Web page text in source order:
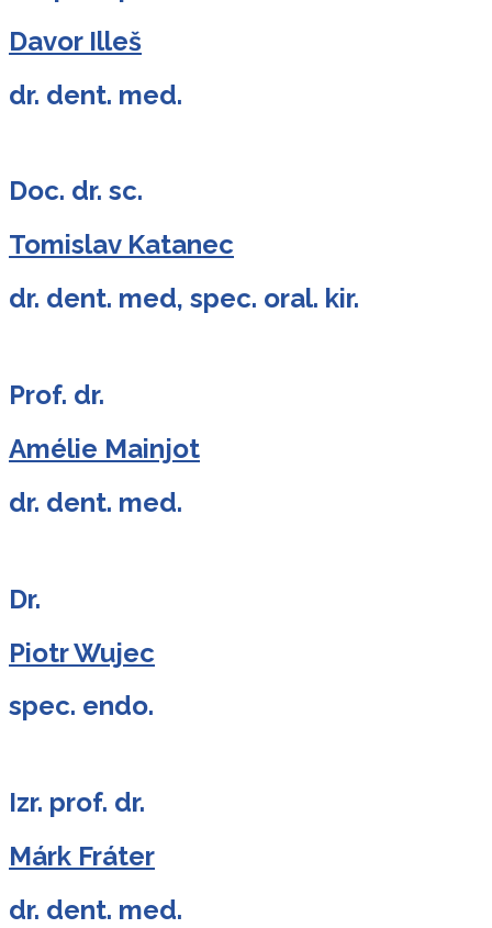
Davor Illeš
dr. dent. med.
Doc. dr. sc.
Tomislav Katanec
dr. dent. med, spec. oral. kir.
Prof. dr.
Amélie Mainjot
dr. dent. med.
Dr.
Piotr Wujec
spec. endo.
Izr. prof. dr.
Márk Fráter
dr. dent. med.